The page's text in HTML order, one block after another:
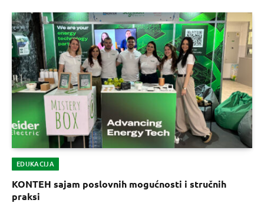
EDUKACIJA
KONTEH sajam poslovnih mogućnosti i stručnih
praksi